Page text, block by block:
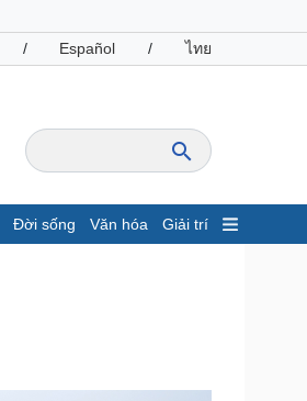
/ Español / ไทย
Đời sống Văn hóa Giải trí
Giá cà phê